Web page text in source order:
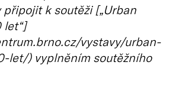
k soutěži [„Urban
let“]
vystavy/urban-
let/) vyplněním soutěžního